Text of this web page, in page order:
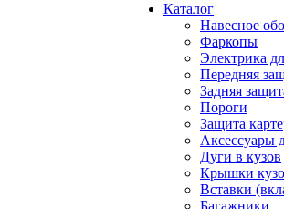
Каталог
Навесное
Фаркопы
Электрика
Передняя
Задняя
Пороги
Защита
Дуги в кузов
Крышки
Вставки
Багажники